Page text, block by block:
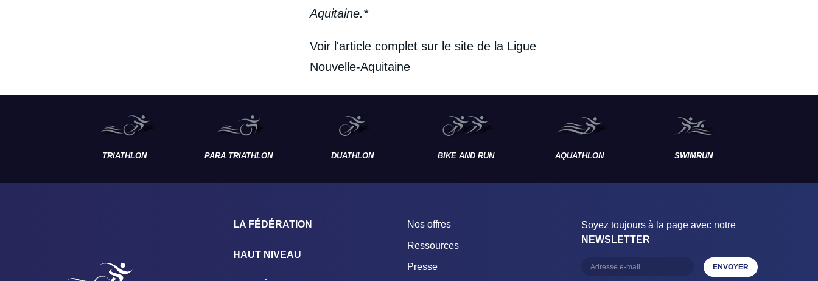
Aquitaine.*
Voir l'article complet sur le site de la Ligue
Nouvelle-Aquitaine
TRIATHLON PARA TRIATHLON DUATHLON BIKE AND RUN AQUATHLON SWIMRUN
LA FÉDÉRATION
HAUT NIVEAU
Nos offres
Ressources
Presse
Soyez toujours à la page avec notre
NEWSLETTER